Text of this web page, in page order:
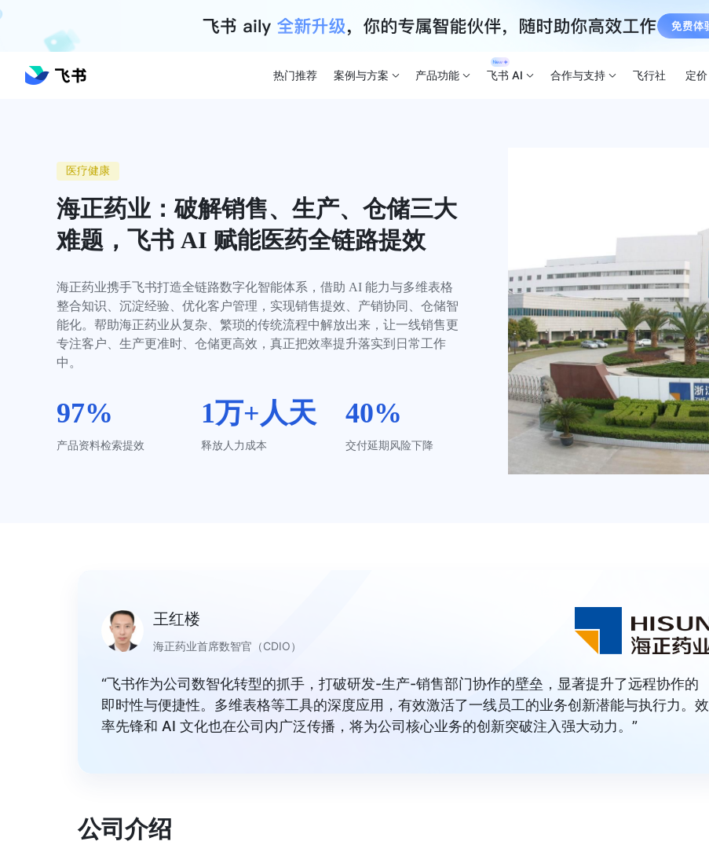
热门推荐 案例与方案 产品功能 飞书 AI 合作与支持 飞行社 定价
医疗健康
海正药业：破解销售、生产、仓储三大
难题，飞书 AI 赋能医药全链路提效
海正药业携手飞书打造全链路数字化智能体系，借助 AI 能力与多维表格
整合知识、沉淀经验、优化客户管理，实现销售提效、产销协同、仓储智
能化。帮助海正药业从复杂、繁琐的传统流程中解放出来，让一线销售更
专注客户、生产更准时、仓储更高效，真正把效率提升落实到日常工作
中。
97%
产品资料检索提效
1万+人天
释放人力成本
40%
交付延期风险下降
王红楼
海正药业首席数智官（CDIO）
“飞书作为公司数智化转型的抓手，打破研发-生产-销售部门协作的壁垒，显著提升了远程协作的
即时性与便捷性。多维表格等工具的深度应用，有效激活了一线员工的业务创新潜能与执行力。效
率先锋和 AI 文化也在公司内广泛传播，将为公司核心业务的创新突破注入强大动力。”
公司介绍